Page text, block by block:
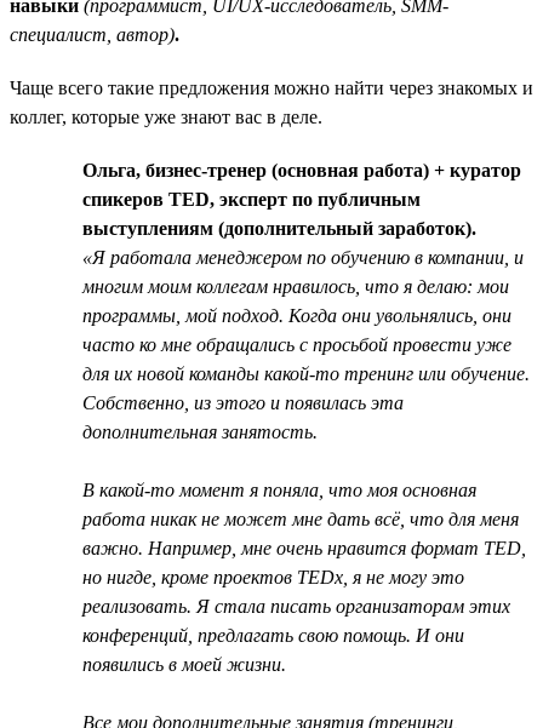
навыки (программист, UI/UX-исследователь, SMM-
специалист, автор).
Чаще всего такие предложения можно найти через знакомых и
коллег, которые уже знают вас в деле.
Ольга, бизнес-тренер (основная работа) + куратор
спикеров TED, эксперт по публичным
выступлениям (дополнительный заработок).
«Я работала менеджером по обучению в компании, и
многим моим коллегам нравилось, что я делаю: мои
программы, мой подход. Когда они увольнялись, они
часто ко мне обращались с просьбой провести уже
для их новой команды какой-то тренинг или обучение.
Собственно, из этого и появилась эта
дополнительная занятость.
В какой-то момент я поняла, что моя основная
работа никак не может мне дать всё, что для меня
важно. Например, мне очень нравится формат TED,
но нигде, кроме проектов TEDx, я не могу это
реализовать. Я стала писать организаторам этих
конференций, предлагать свою помощь. И они
появились в моей жизни.
Все мои дополнительные занятия (тренинги,